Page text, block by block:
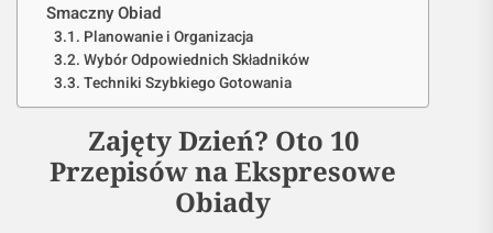
Smaczny Obiad
Planowanie i Organizacja
Wybór Odpowiednich Składników
Techniki Szybkiego Gotowania
Zajęty Dzień? Oto 10
Przepisów na Ekspresowe
Obiady